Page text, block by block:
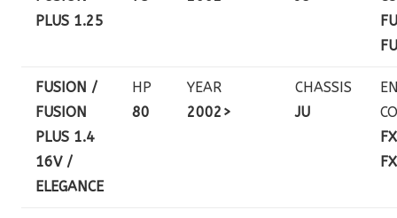
PLUS 1.25
FUSION /
FUSION
PLUS 1.4
16V /
ELEGANCE
HP
80
YEAR
2002>
CHASSIS
JU